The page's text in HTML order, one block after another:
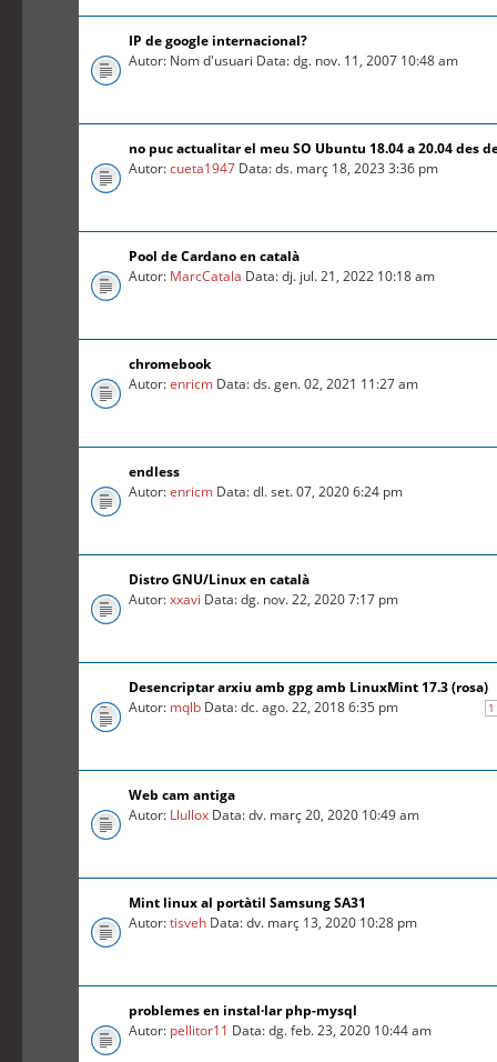
IP de google internacional?
Autor: Nom d'usuari Data: dg. nov. 11, 2007 10:48 am
no puc actualitar el meu SO Ubuntu 18.04 a 20.04 des
Autor:cueta1947 Data: ds. març 18, 2023 3:36 pm
Pool de Cardano en català
Autor: MarcCatala Data: dj. jul. 21, 2022 10:18 am
chromebook
Autor:enricm Data: ds. gen. 02, 2021 11:27 am
endless
Autor:enricm Data: dl. set. 07, 2020 6:24 pm
Distro GNU/Linux en català
Autor:xxavi Data: dg. nov. 22, 2020 7:17 pm
Desencriptar arxiu amb gpg amb LinuxMint 17.3 (rosa)
1
Autor: mqlb Data: dc. ago. 22, 2018 6:35 pm
Web cam antiga
Autor: Llullox Data: dv. març 20, 2020 10:49 am
Mint linux al portàtil Samsung SA31
Autor:tisveh Data: dv. març 13, 2020 10:28 pm
problemes en instal·lar php-mysql
Autor: pellitor11 Data: dg. feb. 23, 2020 10:44 am